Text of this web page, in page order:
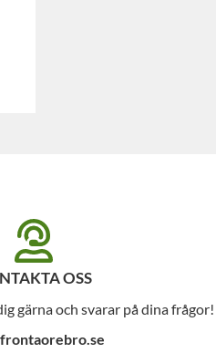
OSS
gärna och svarar på dina frågor!